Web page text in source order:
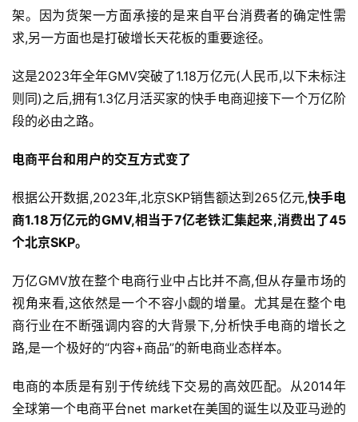
架。因为货架一方面承接的是来自平台消费者的确定性需
求,另一方面也是打破增长天花板的重要途径。
这是2023年全年GMV突破了1.18万亿元(人民币,以下未标注
则同)之后,拥有1.3亿月活买家的快手电商迎接下一个万亿阶
段的必由之路。
电商平台和用户的交互方式变了
根据公开数据,2023年,北京SKP销售额达到265亿元,快手电
商1.18万亿元的GMV,相当于7亿老铁汇集起来,消费出了45
个北京SKP。
万亿GMV放在整个电商行业中占比并不高,但从存量市场的
视角来看,这依然是一个不容小觑的增量。尤其是在整个电
商行业在不断强调内容的大背景下,分析快手电商的增长之
路,是一个极好的“内容+商品”的新电商业态样本。
电商的本质是有别于传统线下交易的高效匹配。从2014年
全球第一个电商平台net market在美国的诞生以及亚马逊的